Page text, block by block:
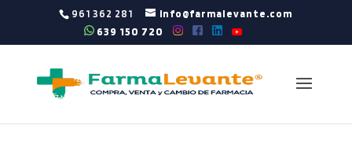
961 362 281 info@farmalevante.com
639 150 720